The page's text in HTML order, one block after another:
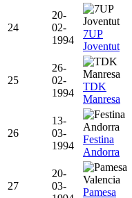
24
20-
02-
1994
7UP
Joventut
25
26-
02-
1994
TDK
Manresa
26
13-
03-
1994
Festina
Andorra
27
20-
03-
Pamesa